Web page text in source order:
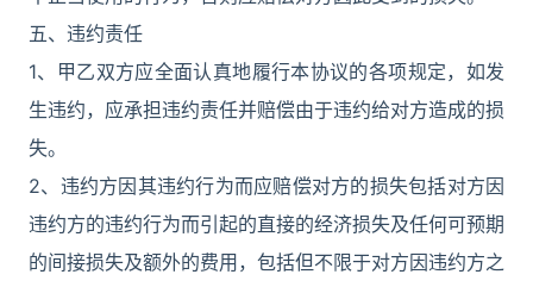
五、违约责任
1、甲乙双方应全面认真地履行本协议的各项规定，如发
生违约，应承担违约责任并赔偿由于违约给对方造成的损
失。
2、违约方因其违约行为而应赔偿对方的损失包括对方因
违约方的违约行为而引起的直接的经济损失及任何可预期
的间接损失及额外的费用，包括但不限于对方因违约方之